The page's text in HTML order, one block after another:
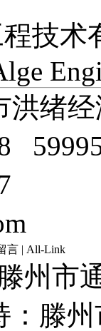
技术
洪绪
言 | All-Link
州市
：滕